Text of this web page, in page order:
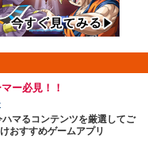
ー必見！！
ハマるコンテンツを厳選してご
おすすめゲームアプリ